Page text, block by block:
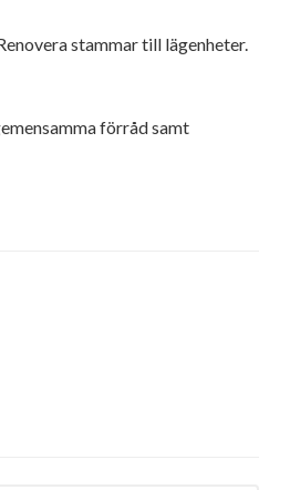
stammar till lägenheter.
förråd samt